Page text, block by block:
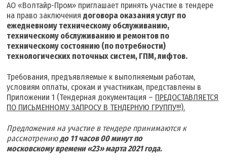
АО «Волтайр-Пром» приглашает принять участие в тендере
на право заключениядоговора оказания услуг по
ежедневному техническому обслуживанию,
техническому обслуживанию и ремонтов по
техническому состоянию (по потребности)
технологических поточных систем, ГПМ, лифтов.
Требования, предъявляемые к выполняемым работам,
условиям оплаты, срокам и участникам, представлены в
Приложении 1 (Тендерная документация – ПРЕДОСТАВЛЯЕТСЯ
ПО ПИСЬМЕННОМУ ЗАПРОСУ В ТЕНДЕРНУЮ ГРУППУ!!!).
Предложения на участие в тендере принимаются к
рассмотрениюдо 11 часов 00 минут по
московскому времени «23» марта 2021 года.